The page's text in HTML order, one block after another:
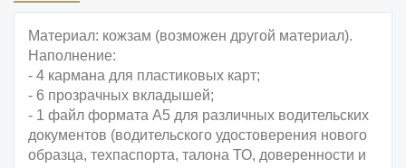
Материал: кожзам (возможен другой материал).
Наполнение:
- 4 кармана для пластиковых карт;
- 6 прозрачных вкладышей;
- 1 файл формата А5 для различных водительских
документов (водительского удостоверения нового
образца, техпаспорта, талона ТО, доверенности и